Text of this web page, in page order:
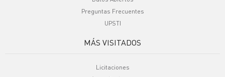
Preguntas Frecuentes
UPSTI
MÁS VISITADOS
Licitaciones